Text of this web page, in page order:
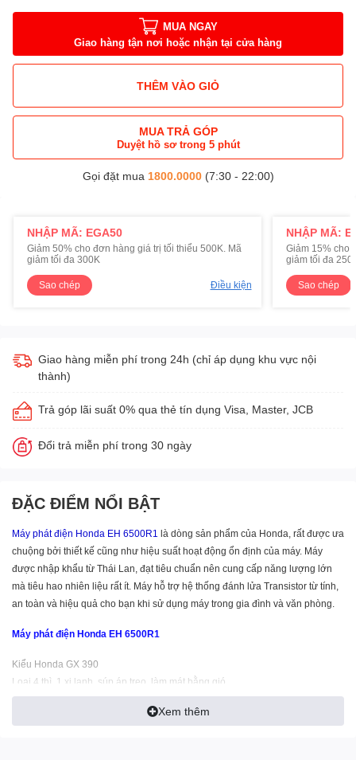
MUA NGAY
Giao hàng tận nơi hoặc nhận tại cửa hàng
THÊM VÀO GIỎ
MUA TRẢ GÓP
Duyệt hồ sơ trong 5 phút
Gọi đặt mua 1800.0000(7:30 - 22:00)
NHẬP MÃ: EGA50
Giảm 50% cho đơn hàng giá trị tối thiểu 500K. Mã
giảm tối đa 300K
Sao chép Điều kiện
NHẬP MÃ:
Giảm 15% cho
giảm tối đa
Sao chép
Giao hàng miễn phí trong 24h (chỉ áp dụng khu vực nội
thành)
Trả góp lãi suất 0% qua thẻ tín dụng Visa, Master, JCB
Đổi trả miễn phí trong 30 ngày
ĐẶC ĐIỂM NỔI BẬT
Máy phát điện Honda EH 6500R1 là dòng sản phẩm của Honda, rất được ưa
chuộng bởi thiết kế cũng như hiệu suất hoạt động ổn định của máy. Máy
được nhập khẩu từ Thái Lan, đạt tiêu chuẩn nên cung cấp năng lượng lớn
mà tiêu hao nhiên liệu rất ít. Máy hỗ trợ hệ thống đánh lửa Transistor từ tính,
an toàn và hiệu quả cho bạn khi sử dụng máy trong gia đình và văn phòng.
Máy phát điện Honda EH 6500R1
Kiểu Honda GX 390
Loại 4 thì, 1 xi lanh, súp áp treo, làm mát bằng gió
Dung tích xi lanh 389cc
Công suất lớn nhất 13.0 mã lực / 3600 v/p
Xem thêm